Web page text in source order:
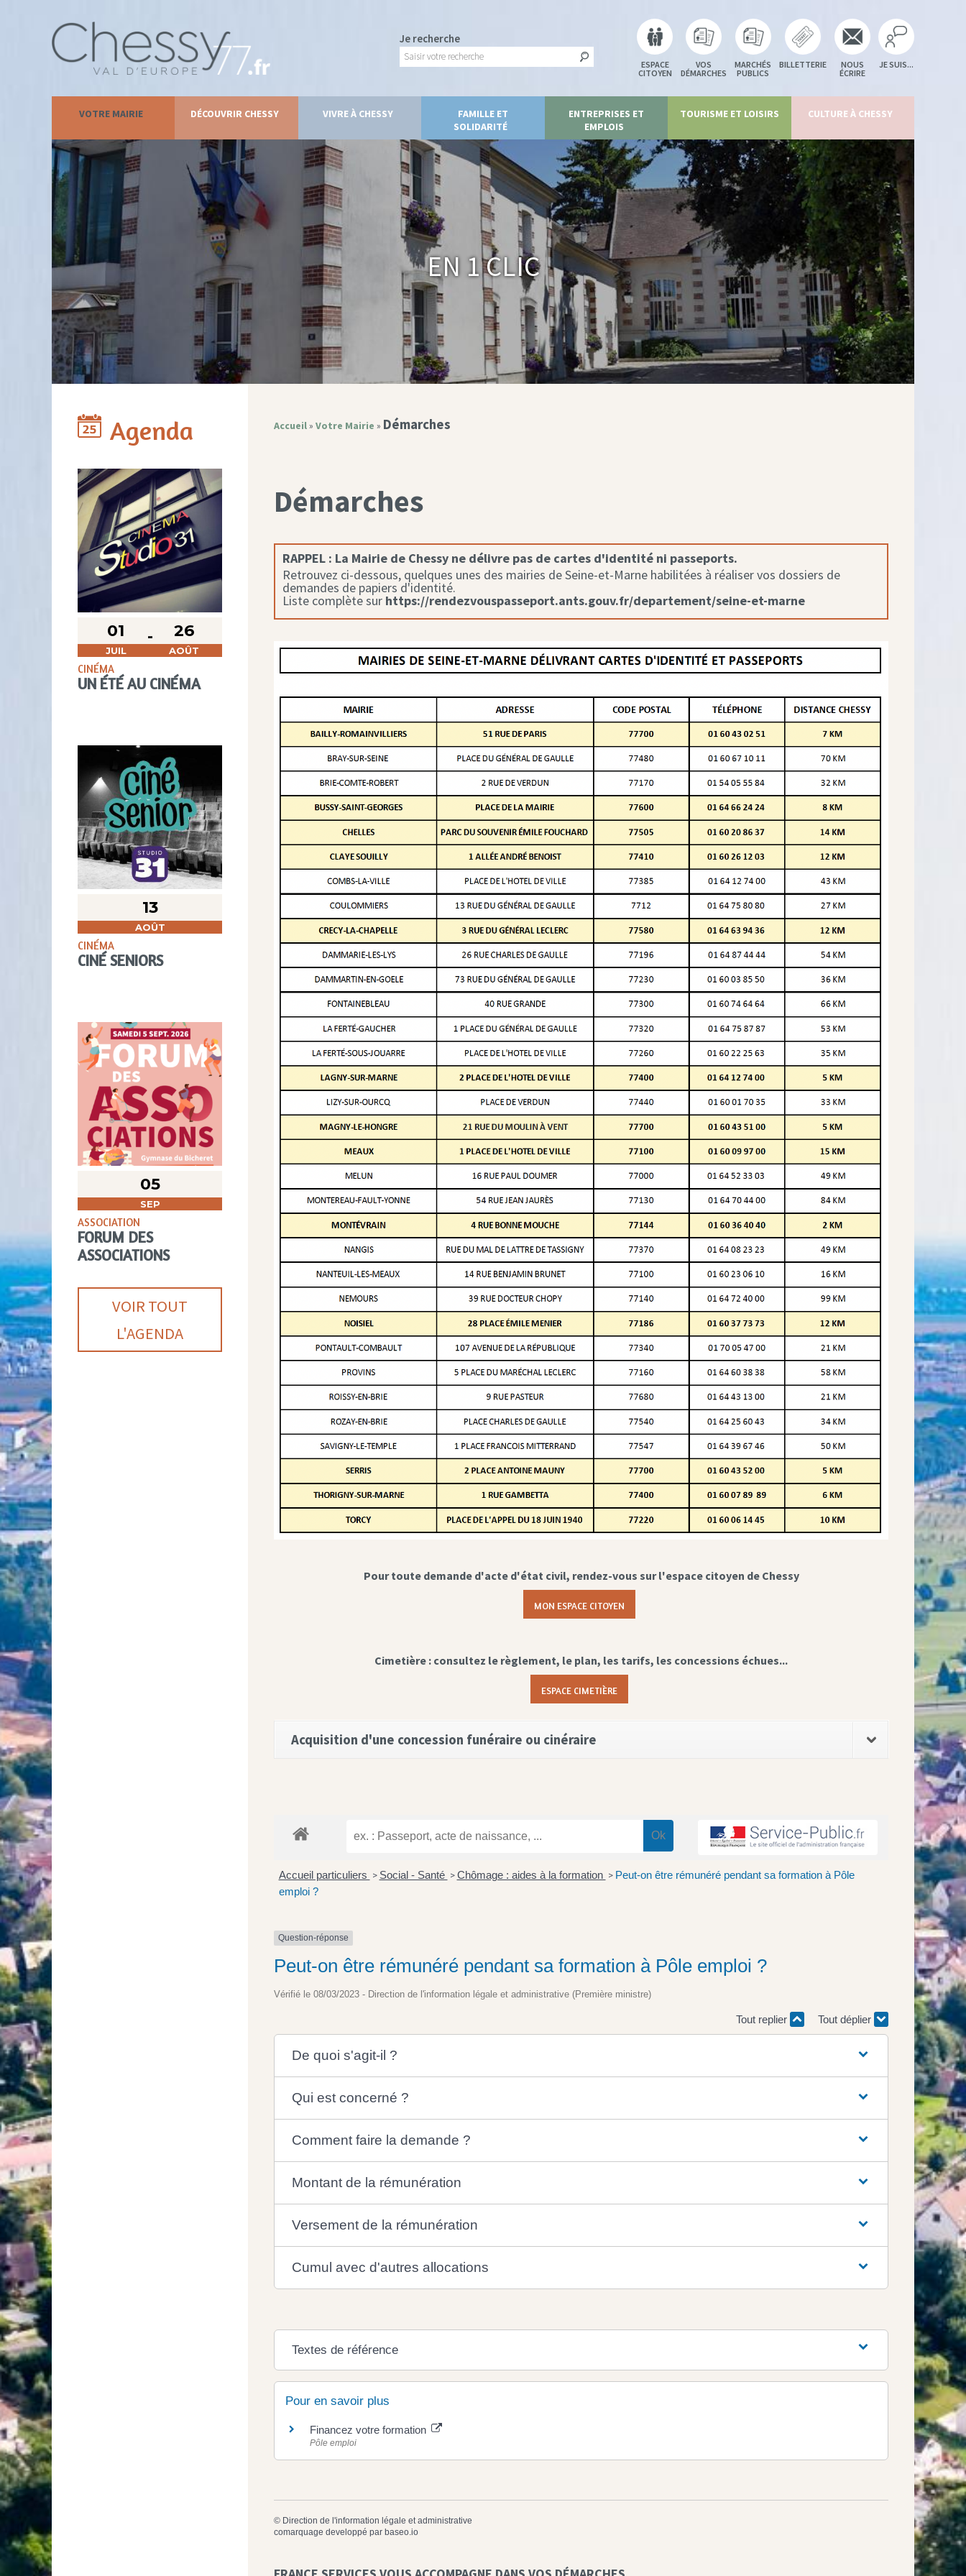
Je recherche
ESPACE
CITOYEN
VOS
DÉMARCHES
MARCHÉS
PUBLICS
BILLETTERIE
NOUS
ÉCRIRE
JE SUIS...
VOTRE MAIRIE DÉCOUVRIR CHESSY VIVRE À CHESSY
FAMILLE ET
SOLIDARITÉ
ENTREPRISES ET
EMPLOIS
TOURISME ET LOISIRS CULTURE À CHESSY
En 1 clic
Agenda
01
JUIL
26
AOÛT
CINÉMA
UN ÉTÉ AU CINÉMA
13
AOÛT
CINÉMA
CINÉ SENIORS
05
SEP
ASSOCIATION
FORUM DES
ASSOCIATIONS
VOIR TOUT
L'AGENDA
Accueil» Votre Mairie » Démarches
Démarches
RAPPEL : La Mairie de Chessy ne délivre pas de cartes d'identité ni passeports.
Retrouvez ci-dessous, quelques unes des mairies de Seine-et-Marne habilitées à réaliser vos dossiers de
demandes de papiers d'identité.
Liste complète sur https://rendezvouspasseport.ants.gouv.fr/departement/seine-et-marne
Pour toute demande d'acte d'état civil, rendez-vous sur l'espace citoyen de Chessy
MON ESPACE CITOYEN
Cimetière : consultez le règlement, le plan, les tarifs, les concessions échues...
ESPACE CIMETIÈRE
Acquisition d'une concession funéraire ou cinéraire
Accueil particuliers > Social - Santé > Chômage : aides à la formation > Peut-on être rémunéré pendant sa formation à Pôle
emploi ?
Question-réponse
Peut-on être rémunéré pendant sa formation à Pôle emploi ?
Vérifié le 08/03/2023 - Direction de l'information légale et administrative (Première ministre)
Tout replier Tout déplier
De quoi s'agit-il ?
Qui est concerné ?
Comment faire la demande ?
Montant de la rémunération
Versement de la rémunération
Cumul avec d'autres allocations
Textes de référence
Pour en savoir plus
Financez votre formation
Pôle emploi
© Direction de l'information légale et administrative
comarquage developpé par baseo.io